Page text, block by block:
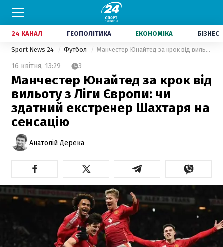
24 КАНАЛ ГЕОПОЛІТИКА ЕКОНОМІКА БІЗНЕС
Sport News 24 Футбол Манчестер Юнайтед за крок від вильоту з Ліги Європи: чи здатний екстренер Шахтаря на сенсацію
16 квітня, 13:29 3
Манчестер Юнайтед за крок від
вильоту з Ліги Європи: чи
здатний екстренер Шахтаря на
сенсацію
Анатолій Дерека